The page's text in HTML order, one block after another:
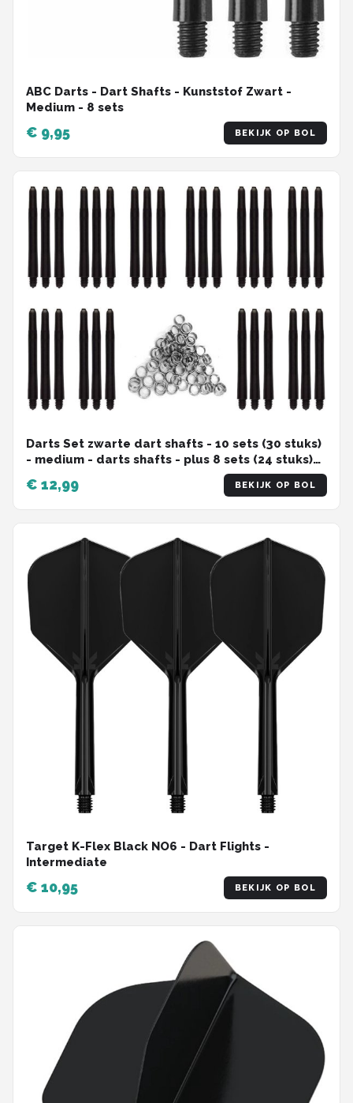
ABC Darts - Dart Shafts - Kunststof Zwart -
Medium - 8 sets
€ 9,95 BEKIJK OP BOL
Darts Set zwarte dart shafts - 10 sets (30 stuks)
- medium - darts shafts - plus 8 sets (24 stuks)
€ 12,99 BEKIJK OP BOL
Target K-Flex Black NO6 - Dart Flights -
Intermediate
€ 10,95 BEKIJK OP BOL